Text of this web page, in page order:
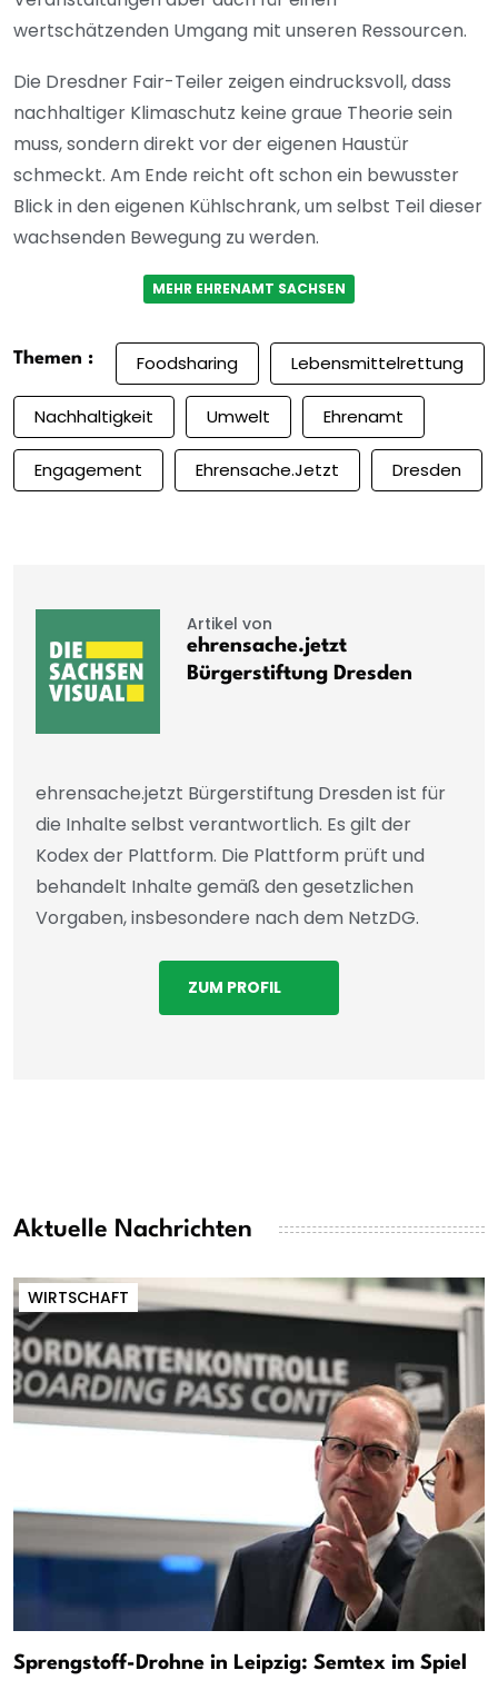
wertschätzenden Umgang mit unseren Ressourcen.
Die Dresdner Fair-Teiler zeigen eindrucksvoll, dass
nachhaltiger Klimaschutz keine graue Theorie sein
muss, sondern direkt vor der eigenen Haustür
schmeckt. Am Ende reicht oft schon ein bewusster
Blick in den eigenen Kühlschrank, um selbst Teil dieser
wachsenden Bewegung zu werden.
MEHR EHRENAMT SACHSEN
Themen : Foodsharing Lebensmittelrettung
Nachhaltigkeit Umwelt Ehrenamt
Engagement Ehrensache.jetzt Dresden
Artikel von
ehrensache.jetzt
Bürgerstiftung Dresden
ehrensache.jetzt Bürgerstiftung Dresden ist für
die Inhalte selbst verantwortlich. Es gilt der
Kodex der Plattform. Die Plattform prüft und
behandelt Inhalte gemäß den gesetzlichen
Vorgaben, insbesondere nach dem NetzDG.
ZUM PROFIL
Aktuelle Nachrichten
WIRTSCHAFT
Sprengstoff-Drohne in Leipzig: Semtex im Spiel